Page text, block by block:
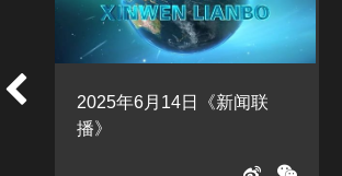
2025年6月14日《新闻联
播》